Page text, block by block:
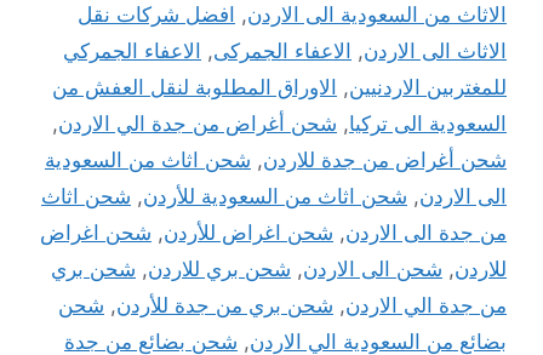
الاثاث من السعودية الى الاردن, افضل شركات نقل
الاثاث الى الاردن, الاعفاء الجمركى, الاعفاء الجمركي
للمغتربين الاردنيين, الاوراق المطلوبة لنقل العفش من
السعودية الى تركيا, شحن أغراض من جدة الي الاردن,
شحن أغراض من جدة للاردن, شحن اثاث من السعودية
الى الاردن, شحن اثاث من السعودية للأردن, شحن اثاث
من جدة الى الاردن, شحن اغراض للأردن, شحن اغراض
للاردن, شحن الى الاردن, شحن بري للاردن, شحن بري
من جدة الي الاردن, شحن بري من جدة للأردن, شحن
بضائع من السعودية الي الاردن, شحن بضائع من جدة